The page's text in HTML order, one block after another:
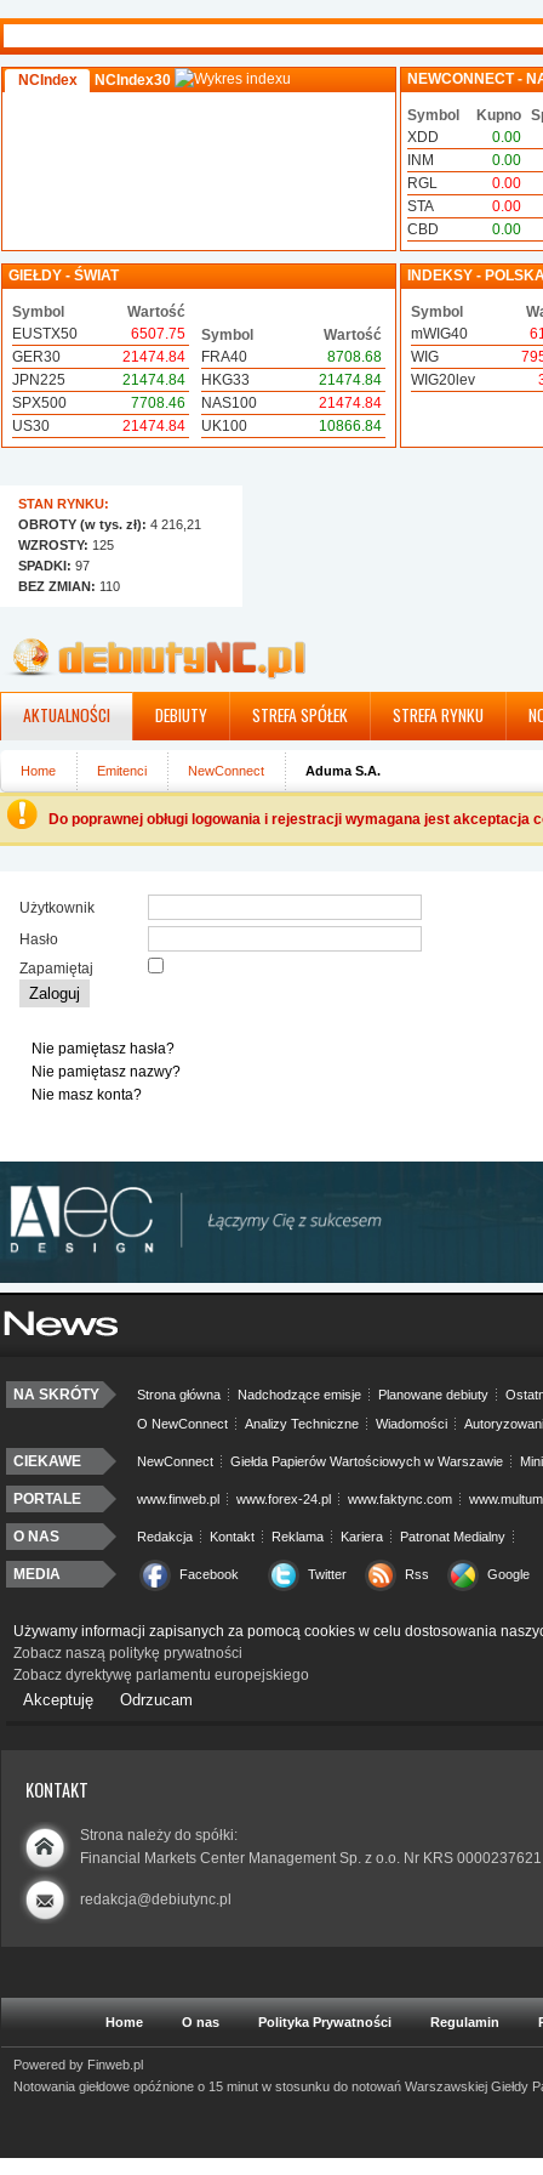
NCIndex NCIndex30 NEWCONNECT -
Symbol Kupno
XDD
0.00
INM
0.00
RGL
0.00
STA
0.00
CBD
0.00
GIEŁDY - ŚWIAT
Symbol
Wartość
EUSTX50
6507.75
GER30
21474.84
JPN225
21474.84
SPX500
7708.46
US30
21474.84
Symbol
Wartość
FRA40
8708.68
HKG33
21474.84
NAS100
21474.84
UK100
10866.84
INDEKSY -
Symbol
mWIG40
WIG
WIG20lev
STAN RYNKU:
OBROTY (w tys. zł): 4 216,21
WZROSTY: 125
SPADKI: 97
BEZ ZMIAN: 110
AKTUALNOŚCI DEBIUTY STREFA SPÓŁEK STREFA RYNKU
Home Emitenci NewConnect Aduma S.A.
Do poprawnej obługi logowania i rejestracji wymagana jest akceptacja
Użytkownik
Hasło
Zapamiętaj
Zaloguj
Nie pamiętasz hasła?
Nie pamiętasz nazwy?
Nie masz konta?
NA SKRÓTY Strona główna Nadchodzące emisje Planowane debiuty
O NewConnect
Analizy Techniczne Wiadomości
CIEKAWE NewConnect Giełda Papierów Wartościowych w Warszawie
PORTALE www.finweb.pl www.forex-24.pl www.faktync.com
O NAS Redakcja Kontakt Reklama Kariera Patronat Medialny
MEDIA Facebook Twitter Rss Google
Używamy informacji zapisanych za pomocą cookies w celu dostosowania
Zobacz naszą politykę prywatności
Zobacz dyrektywę parlamentu europejskiego
Akceptuję Odrzucam
KONTAKT
Strona należy do spółki:
Financial Markets Center Management Sp. z o.o. Nr KRS 0000237621
redakcja@debiutync.pl
Home O nas Polityka Prywatności Regulamin
Powered by Finweb.pl
Notowania giełdowe opóźnione o 15 minut w stosunku do notowań Warszawskiej Giełdy